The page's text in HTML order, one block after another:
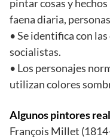
pintar cosas y
faena diaria,
• Se identifica con
socialistas.
• Los personajes
utilizan colores
Algunos pintores
François Millet